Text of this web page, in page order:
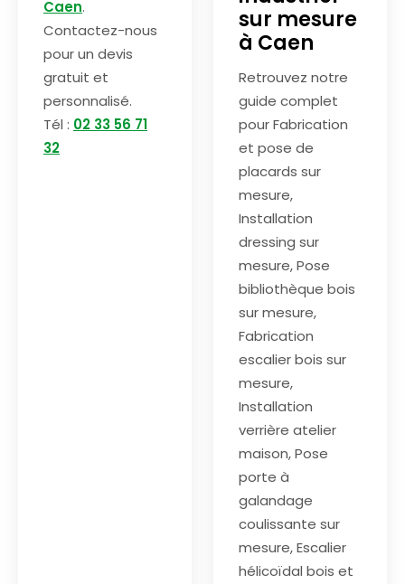
Caen.
Contactez-nous
pour un devis
gratuit et
personnalisé.
Tél : 02 33 56 71
32
sur mesure
à Caen
Retrouvez notre
guide complet
pour Fabrication
et pose de
placards sur
mesure,
Installation
dressing sur
mesure, Pose
bibliothèque bois
sur mesure,
Fabrication
escalier bois sur
mesure,
Installation
verrière atelier
maison, Pose
porte à
galandage
coulissante sur
mesure, Escalier
hélicoïdal bois et